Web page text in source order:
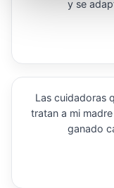
y se
Las cuidadoras
tratan a mi
ganado